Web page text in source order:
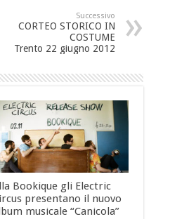
Successivo
CORTEO STORICO IN
COSTUME
Trento 22 giugno 2012
Bookique gli Electric
presentano il nuovo
musicale “Canicola”